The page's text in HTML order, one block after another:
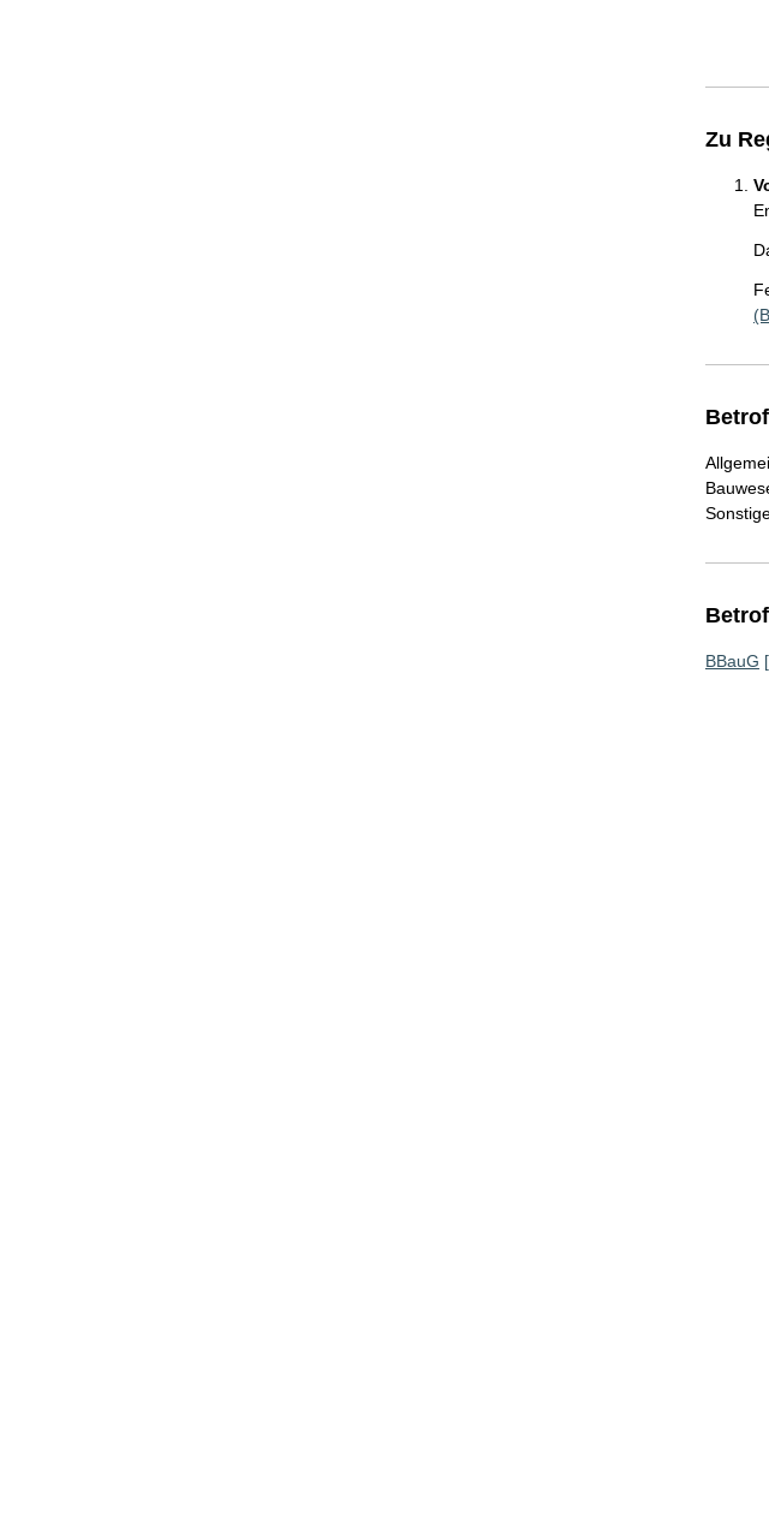
Zu
BBauG